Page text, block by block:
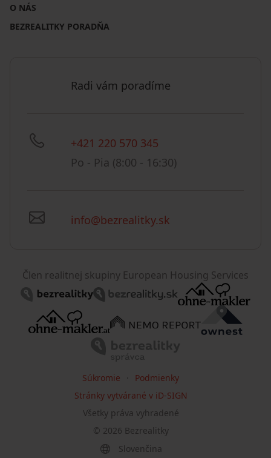
O NÁS
BEZREALITKY PORADŇA
Radi vám poradíme
+421 220 570 345
Po - Pia (8:00 - 16:30)
info@bezrealitky.sk
Člen realitnej skupiny European Housing Services
© 2026 Bezrealitky
Všetky práva vyhradené
Súkromie
Podmienky
Stránky vytvárané v iD-SIGN
Slovenčina